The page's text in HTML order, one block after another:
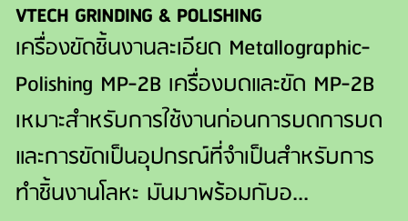
VTECH GRINDING & POLISHING
เครื่องขัดชิ้นงานละเอียด Metallographic-
Polishing MP-2B เครื่องบดและขัด MP-2B
เหมาะสำหรับการใช้งานก่อนการบดการบด
และการขัดเป็นอุปกรณ์ที่จำเป็นสำหรับการ
ทำชิ้นงานโลหะ มันมาพร้อมกับอ...